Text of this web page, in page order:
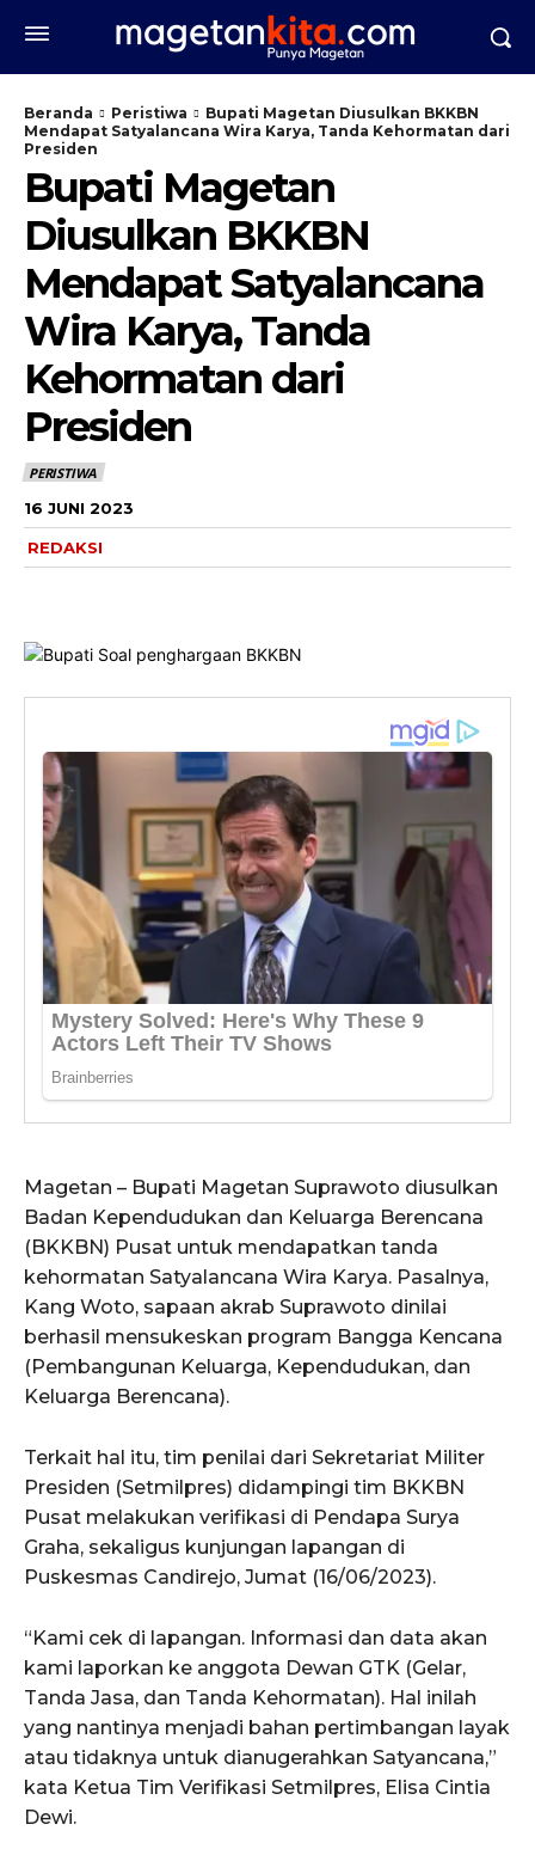
Beranda Peristiwa
Bupati Magetan Diusulkan BKKBN
Mendapat Satyalancana Wira Karya, Tanda Kehormatan dari
Presiden
Bupati Magetan
Diusulkan BKKBN
Mendapat Satyalancana
Wira Karya, Tanda
Kehormatan dari
Presiden
PERISTIWA
16 JUNI 2023
REDAKSI
Magetan – Bupati Magetan Suprawoto diusulkan
Badan Kependudukan dan Keluarga Berencana
(BKKBN) Pusat untuk mendapatkan tanda
kehormatan Satyalancana Wira Karya. Pasalnya,
Kang Woto, sapaan akrab Suprawoto dinilai
berhasil mensukeskan program Bangga Kencana
(Pembangunan Keluarga, Kependudukan, dan
Keluarga Berencana).
Terkait hal itu, tim penilai dari Sekretariat Militer
Presiden (Setmilpres) didampingi tim BKKBN
Pusat melakukan verifikasi di Pendapa Surya
Graha, sekaligus kunjungan lapangan di
Puskesmas Candirejo, Jumat (16/06/2023).
“Kami cek di lapangan. Informasi dan data akan
kami laporkan ke anggota Dewan GTK (Gelar,
Tanda Jasa, dan Tanda Kehormatan). Hal inilah
yang nantinya menjadi bahan pertimbangan layak
atau tidaknya untuk dianugerahkan Satyancana,”
kata Ketua Tim Verifikasi Setmilpres, Elisa Cintia
Dewi.